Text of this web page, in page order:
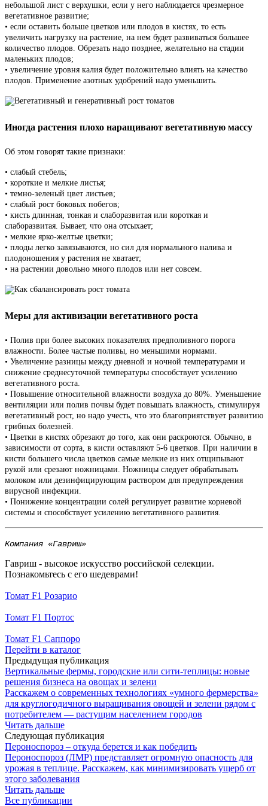
небольшой лист с верхушки, если у него наблюдается чрезмерное
вегетативное развитие;
• если оставить больше цветков или плодов в кистях, то есть
увеличить нагрузку на растение, на нем будет развиваться большее
количество плодов. Обрезать надо позднее, желательно на стадии
маленьких плодов;
• увеличение уровня калия будет положительно влиять на качество
плодов. Применение азотных удобрений надо уменьшить.
Иногда растения плохо наращивают вегетативную массу
Об этом говорят такие признаки:
• слабый стебель;
• короткие и мелкие листья;
• темно-зеленый цвет листьев;
• слабый рост боковых побегов;
• кисть длинная, тонкая и слаборазвитая или короткая и
слаборазвитая. Бывает, что она отсыхает;
• мелкие ярко-желтые цветки;
• плоды легко завязываются, но сил для нормального налива и
плодоношения у растения не хватает;
• на растении довольно много плодов или нет совсем.
Меры для активизации вегетативного роста
• Полив при более высоких показателях предполивного порога
влажности. Более частые поливы, но меньшими нормами.
• Увеличение разницы между дневной и ночной температурами и
снижение среднесуточной температуры способствует усилению
вегетативного роста.
• Повышение относительной влажности воздуха до 80%. Уменьшение
вентиляции или полив почвы будет повышать влажность, стимулируя
вегетативный рост, но надо учесть, что это благоприятствует развитию
грибных болезней.
• Цветки в кистях обрезают до того, как они раскроются. Обычно, в
зависимости от сорта, в кисти оставляют 5-6 цветков. При наличии в
кисти большего числа цветков самые мелкие из них отщипывают
рукой или срезают ножницами. Ножницы следует обрабатывать
молоком или дезинфицирующим раствором для предупреждения
вирусной инфекции.
• Понижение концентрации солей регулирует развитие корневой
системы и способствует усилению вегетативного развития.
Компания «Гавриш»
Гавриш - высокое искусство российской селекции.
Познакомьтесь с его шедеврами!
Томат F1 Розарио
Томат F1 Портос
Томат F1 Саппоро
Перейти в каталог
Предыдущая публикация
Вертикальные фермы, городские или сити-теплицы: новые
решения бизнеса на овощах и зелени
Расскажем о современных технологиях «умного фермерства»
для круглогодичного выращивания овощей и зелени рядом с
потребителем — растущим населением городов
Читать дальше
Следующая публикация
Пероноспороз – откуда берется и как победить
Пероноспороз (ЛМР) представляет огромную опасность для
урожая в теплице. Расскажем, как минимизировать ущерб от
этого заболевания
Читать дальше
Все публикации